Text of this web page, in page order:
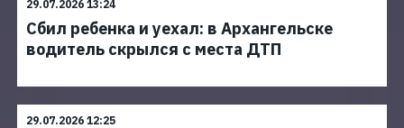
29.07.2026 13:24
Сбил ребенка и уехал: в Архангельске
водитель скрылся с места ДТП
29.07.2026 12:25